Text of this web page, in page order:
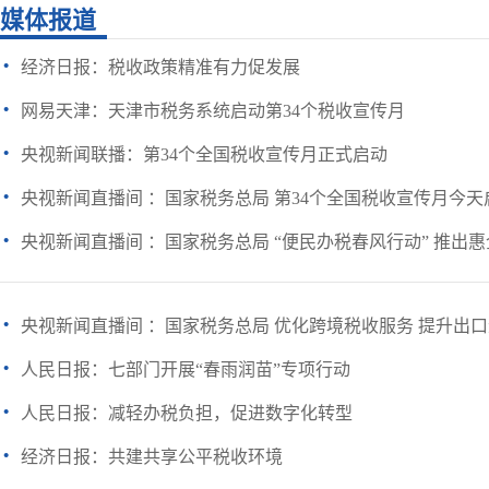
媒体报道
· 经济日报：税收政策精准有力促发展
· 网易天津：天津市税务系统启动第34个税收宣传月
· 央视新闻联播：第34个全国税收宣传月正式启动
· 央视新闻直播间 ：国家税务总局 第34个全国税收宣传月今天
· 央视新闻直播间 ：国家税务总局 “便民办税春风行动” 推出
· 央视新闻直播间 ：国家税务总局 优化跨境税收服务 提升出
· 人民日报：七部门开展“春雨润苗”专项行动
· 人民日报：减轻办税负担，促进数字化转型
· 经济日报：共建共享公平税收环境